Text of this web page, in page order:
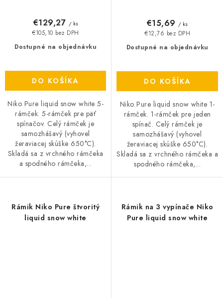
Dostupné na objednávku
€105,10 bez DPH
€129,27 / ks
DO KOŠÍKA
Niko Pure liquid snow white 5-
rámček. 5-rámček pre päť
spínačov. Celý rámček je
samozhášavý (vyhovel
žeraviacej skúške 650°C).
Skladá sa z vrchného rámčeka
a spodného rámčeka,...
Dostupné na objednávku
€12,76 bez DPH
€15,69 / ks
DO KOŠÍKA
Niko Pure liquid snow white 1-
rámček. 1-rámček pre jeden
spínač. Celý rámček je
samozhášavý (vyhovel
žeraviacej skúške 650°C).
Skladá sa z vrchného rámčeka a
spodného rámčeka,...
Rámik Niko Pure štvoritý
liquid snow white
Rámik na 3 vypínače Niko
Pure liquid snow white